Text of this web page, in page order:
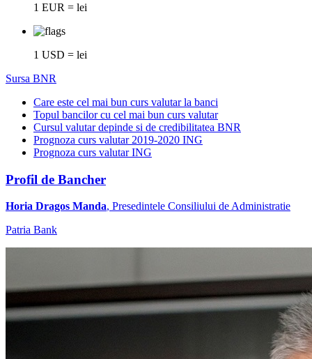
1 EUR = lei
1 USD = lei
Sursa BNR
Care este cel mai bun curs valutar la banci
Topul bancilor cu cel mai bun curs valutar
Cursul valutar depinde si de credibilitatea BNR
Prognoza curs valutar 2019-2020 ING
Prognoza curs valutar ING
Profil de Bancher
Horia Dragos Manda, Presedintele Consiliului de Administratie
Patria Bank